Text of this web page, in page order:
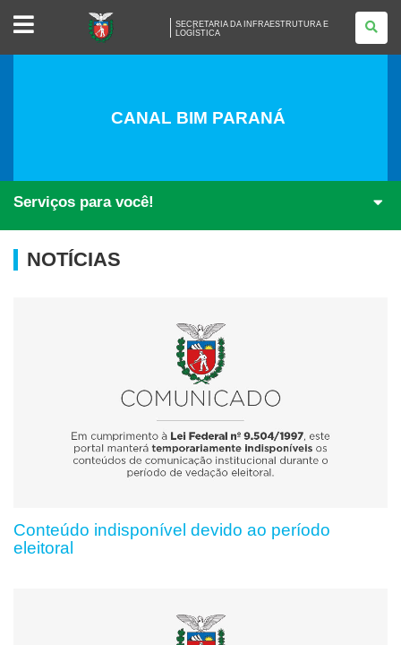
SECRETARIA
INFRAESTRUTURA
E
SECRETARIA DA INFRAESTRUTURA E
LOGÍSTICA
CANAL BIM PARANÁ
Serviços para você!
NOTÍCIAS
Conteúdo indisponível devido ao período
eleitoral